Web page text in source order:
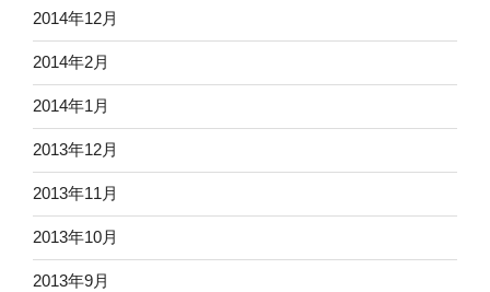
2014年12月
2014年2月
2014年1月
2013年12月
2013年11月
2013年10月
2013年9月